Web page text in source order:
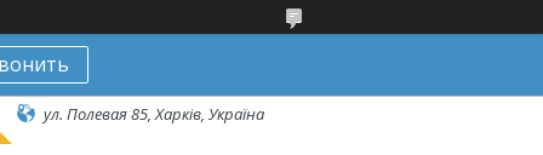
ул. Полевая 85, Харків, Україна